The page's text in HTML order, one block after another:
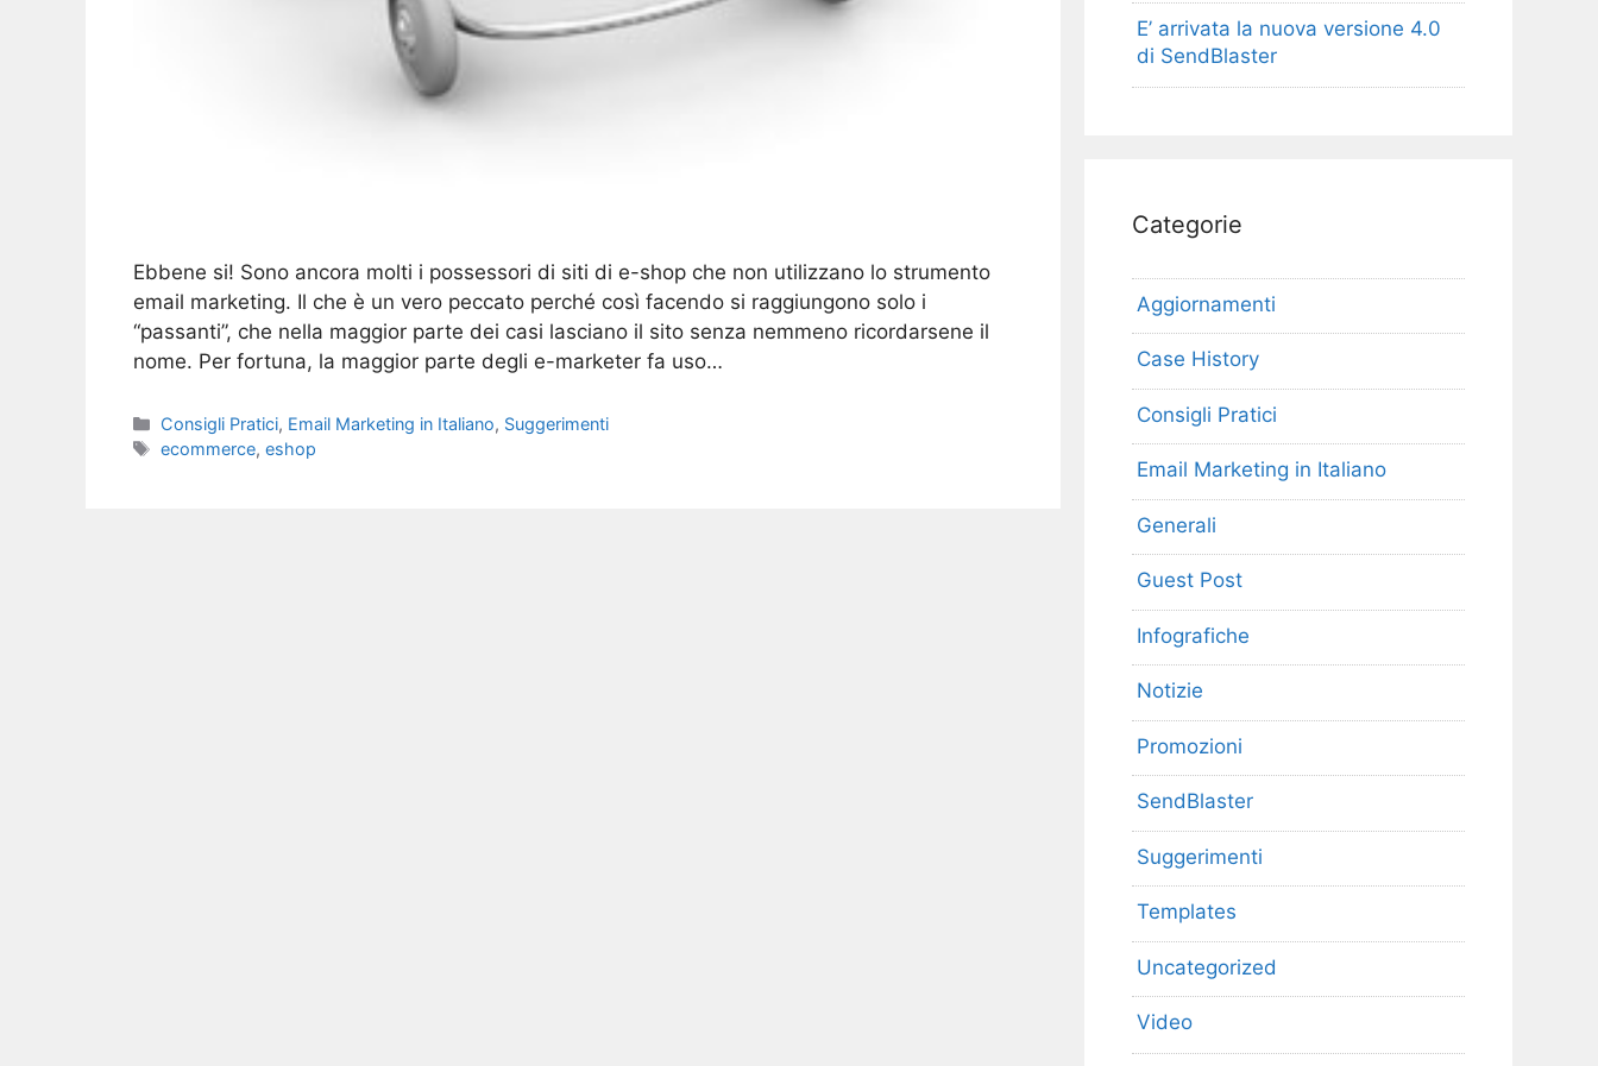
Ebbene si! Sono ancora molti i possessori di siti di e-shop che non utilizzano lo strumento
email marketing. Il che è un vero peccato perché così facendo si raggiungono solo i
“passanti”, che nella maggior parte dei casi lasciano il sito senza nemmeno ricordarsene il
nome. Per fortuna, la maggior parte degli e-marketer fa uso…
Categories
Consigli Pratici, Email Marketing in Italiano, Suggerimenti
Tags
ecommerce,eshop
E’ arrivata la nuova versione 4.0
di SendBlaster
Categorie
Aggiornamenti
Case History
Consigli Pratici
Email Marketing in Italiano
Generali
Guest Post
Infografiche
Notizie
Promozioni
SendBlaster
Suggerimenti
Templates
Uncategorized
Video